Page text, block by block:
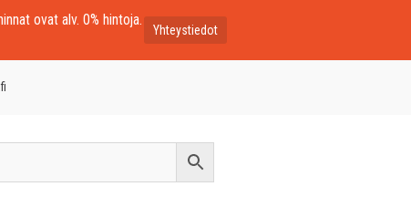
ovat alv. 0% hintoja.
Yhteystiedot